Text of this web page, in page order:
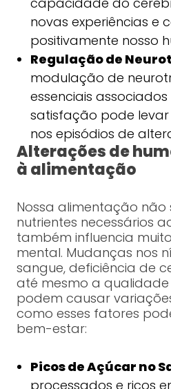
novas experiências e
positivamente nosso
Regulação de
modulação de
essenciais
satisfação pode
nos episódios de
Alterações de
à alimentação
Nossa alimentação não
nutrientes necessários
também influencia
mental. Mudanças nos
sangue, deficiência de
até mesmo a
podem causar
como esses fatores
bem-estar:
Picos de Açúcar no
processados e ricos